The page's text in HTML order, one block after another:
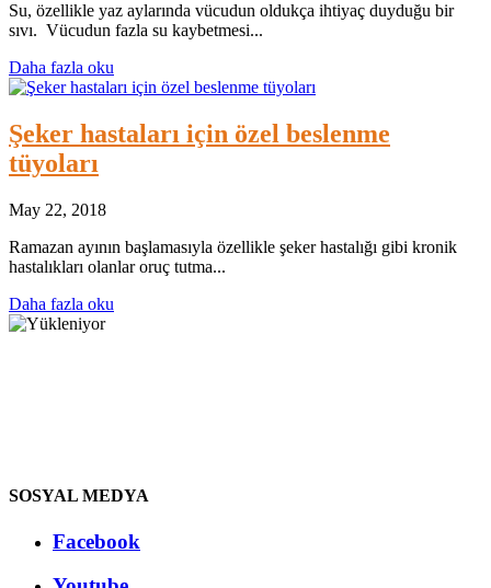
Su, özellikle yaz aylarında vücudun oldukça ihtiyaç duyduğu bir
sıvı. Vücudun fazla su kaybetmesi...
Daha fazla oku
Şeker hastaları için özel beslenme
tüyoları
May 22, 2018
Ramazan ayının başlamasıyla özellikle şeker hastalığı gibi kronik
hastalıkları olanlar oruç tutma...
Daha fazla oku
SOSYAL MEDYA
Facebook